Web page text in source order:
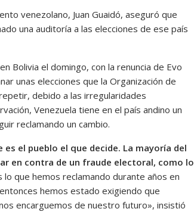
venezolano, Juan Guaidó, aseguró que
una auditoría a las elecciones de ese país
Bolivia el domingo, con la renuncia de Evo
unas elecciones que la Organización de
debido a las irregularidades
Venezuela tiene en el país andino un
reclamando un cambio.
el pueblo el que decide. La mayoría del
en contra de un fraude electoral, como lo
lo que hemos reclamando durante años en
hemos estado exigiendo que
encarguemos de nuestro futuro», insistió